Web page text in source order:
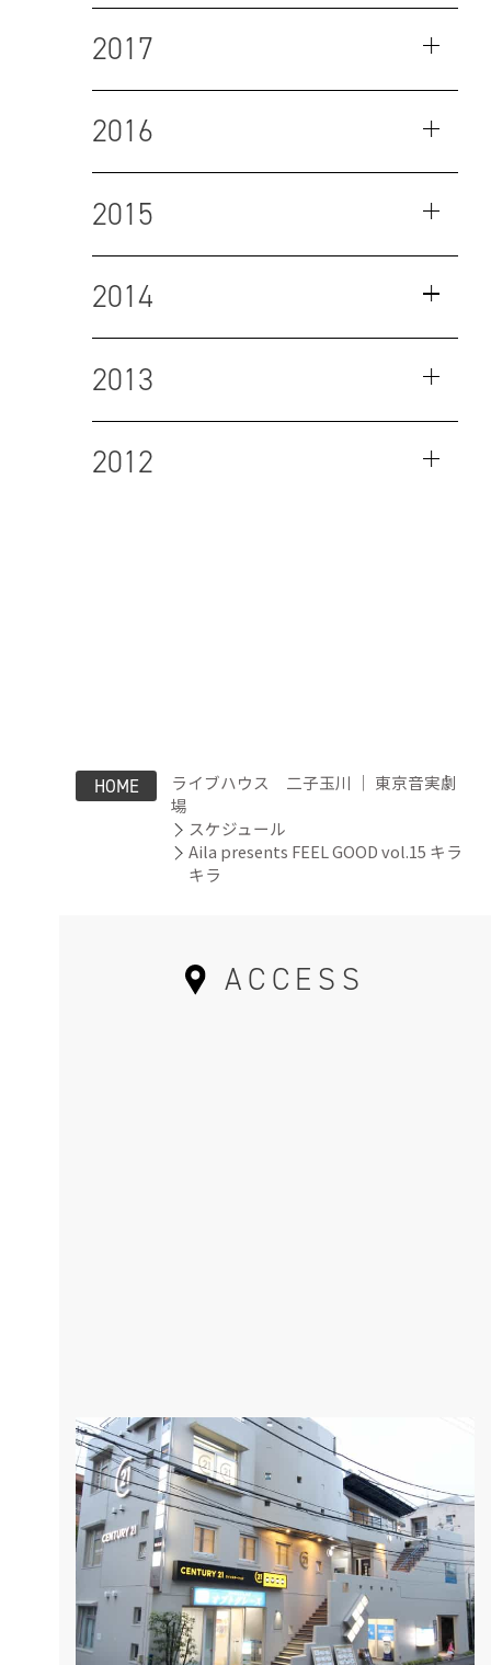
2017
2016
2015
2014
2013
2012
HOME
ライブハウス 二子玉川 ｜ 東京音実劇
場
スケジュール
Aila presents FEEL GOOD vol.15 キラ
キラ
ACCESS